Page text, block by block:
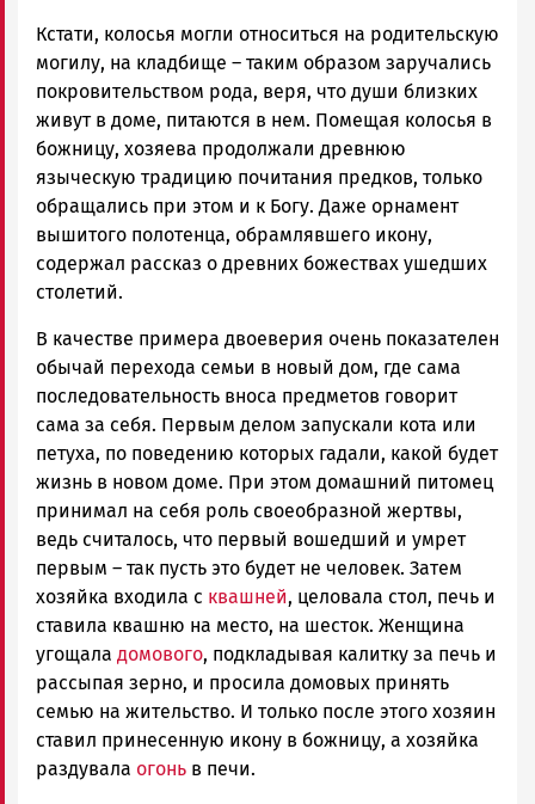
Кстати, колосья могли относиться на родительскую
могилу, на кладбище – таким образом заручались
покровительством рода, веря, что души близких
живут в доме, питаются в нем. Помещая колосья в
божницу, хозяева продолжали древнюю
языческую традицию почитания предков, только
обращались при этом и к Богу. Даже орнамент
вышитого полотенца, обрамлявшего икону,
содержал рассказ о древних божествах ушедших
столетий.
В качестве примера двоеверия очень показателен
обычай перехода семьи в новый дом, где сама
последовательность вноса предметов говорит
сама за себя. Первым делом запускали кота или
петуха, по поведению которых гадали, какой будет
жизнь в новом доме. При этом домашний питомец
принимал на себя роль своеобразной жертвы,
ведь считалось, что первый вошедший и умрет
первым – так пусть это будет не человек. Затем
хозяйка входила с квашней, целовала стол, печь и
ставила квашню на место, на шесток. Женщина
угощала домового, подкладывая калитку за печь и
рассыпая зерно, и просила домовых принять
семью на жительство. И только после этого хозяин
ставил принесенную икону в божницу, а хозяйка
раздувала огонь в печи.